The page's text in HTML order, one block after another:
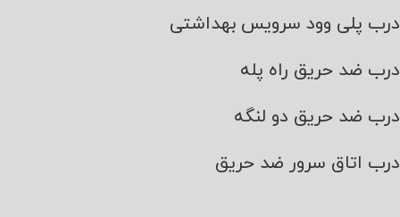
درب پلی وود سرویس بهداشتی
درب ضد حریق راه پله
درب ضد حریق دو لنگه
درب اتاق سرور ضد حریق